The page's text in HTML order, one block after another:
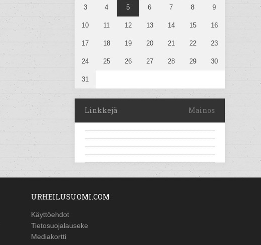
3 4 5 6 7 8 9
10 11 12 13 14 15 16
17 18 19 20 21 22 23
24 25 26 27 28 29 30
31
Linkkejä Mainos
URHEILUSUOMI.COM
Käyttöehdot
Tietosuojalauseke
Mediakortti